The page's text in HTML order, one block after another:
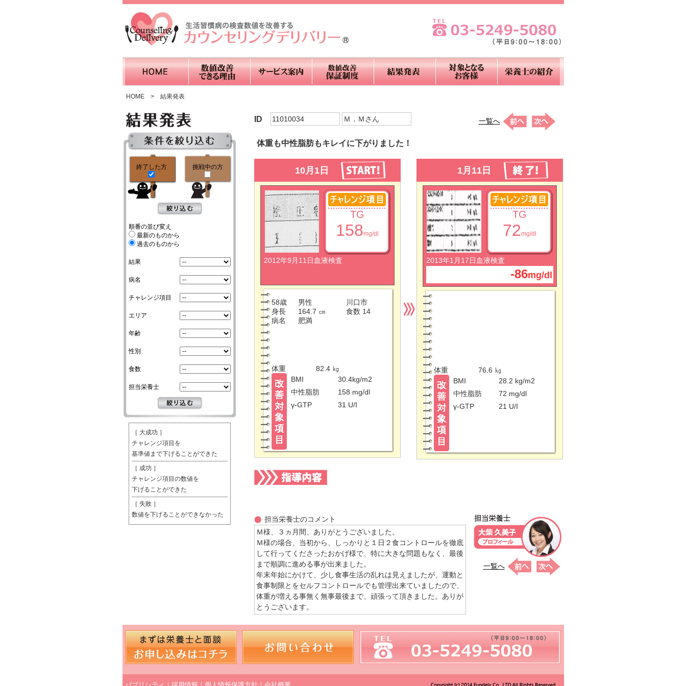
HOME> 結果発表
終了した方 挑戦中の方
順番の並び変え
最新のものから
過去のものから
結果
病名
チャレンジ項目
エリア
年齢
性別
食数
担当栄養士
［ 大成功 ］
チャレンジ項目を
基準値まで下げることができた
［ 成功 ］
チャレンジ項目の数値を
下げることができた
［ 失敗 ］
数値を下げることができなかった
ID 11010034 Ｍ．Ｍさん 一覧へ
体重も中性脂肪もキレイに下がりました！
10月1日
TG
158mg/dl
2012年9月11日血液検査
58歳 男性
川口市
身長
164.7 ㎝
食数 14
病名
肥満
体重
82.4 ㎏
BMI
30.4kg/m2
中性脂肪
158 mg/dl
γ-GTP
31 U/I
1月11日
TG
72mg/dl
2013年1月17日血液検査
-86mg/dl
体重
76.6 ㎏
BMI
28.2 kg/m2
中性脂肪
72 mg/dl
γ-GTP
21 U/I
担当栄養士のコメント
Ｍ様、３ヵ月間、ありがとうございました。
Ｍ様の場合、当初から、しっかりと１日２食コントロールを徹底
して行ってくださったおかげ様で、特に大きな問題もなく、最後
まで順調に進める事が出来ました。
年末年始にかけて、少し食事生活の乱れは見えましたが、運動と
食事制限とをセルフコントロールでも管理出来ていましたので、
体重が増える事無く無事最後まで、頑張って頂きました。ありが
とうございます。
一覧へ